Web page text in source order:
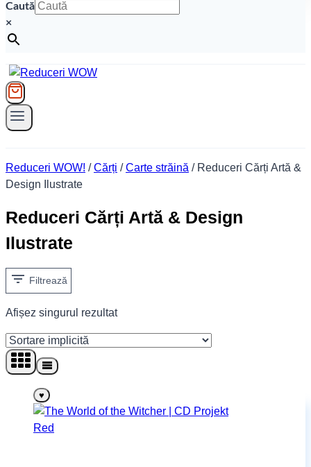
Caută
×
Reduceri WOW! /Cărți /Carte străină / Reduceri Cărți Artă &
Design Ilustrate
Reduceri Cărți Artă & Design
Ilustrate
Filtrează
Afișez singurul rezultat
♥